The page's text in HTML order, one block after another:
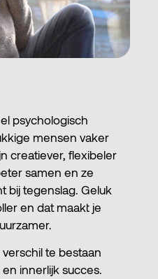
psychologisch
mensen vaker
creatiever, flexibeler
samen en ze
bij tegenslag. Geluk
en dat maakt je
te bestaan
innerlijk succes.